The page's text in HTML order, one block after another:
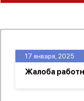
17 января, 2025
Жалоба